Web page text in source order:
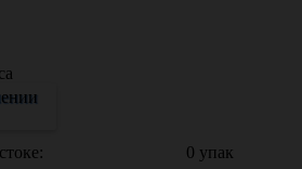
0 упак